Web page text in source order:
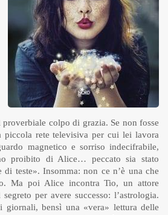
colpo di grazia. Se non fosse
piccola rete televisiva per cui lei lavora
magnetico e sorriso indecifrabile,
proibito di Alice… peccato sia stato
di teste». Insomma: non ce n’è una che
Ma poi Alice incontra Tio, un attore
per avere successo: l’astrologia.
giornali, bensì una «vera» lettura delle